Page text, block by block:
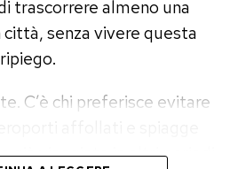
mentre il telefono
sotto il sole diretto,
trascorrere almeno una
senza vivere questa
C’è chi preferisce evitare
già viaggiato in altri periodi